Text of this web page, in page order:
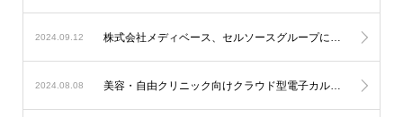
2024.09.12 株式会社メディベース、セルソースグループに参画
2024.08.08 美容・自由クリニック向けクラウド型電子カルテ「MEDIBASE」、「第42回日本美容皮膚科学会総会・学術大会」に出展